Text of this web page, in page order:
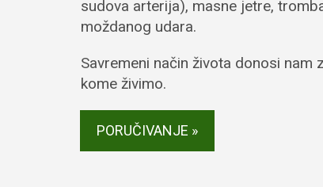
sudova arterija), masne jetre,
moždanog udara.
Savremeni način života donosi
kome živimo.
PORUČIVANJE »